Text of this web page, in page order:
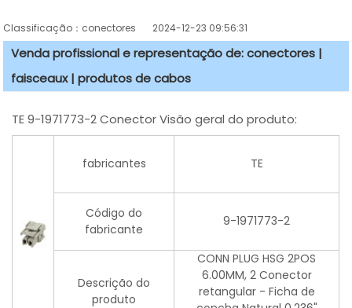
Classificação：conectores 2024-12-23 09:56:31
Venda profissional e representação de: conectores |
faisceaux | produtos de cabos
TE 9-1971773-2 Conector Visão geral do produto:
fabricantes TE
Código do
fabricante
9-1971773-2
Descrição do
produto
CONN PLUG HSG 2POS
6.00MM, 2 Conector
retangular - Ficha de